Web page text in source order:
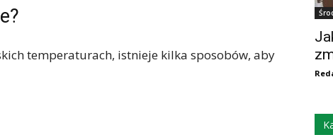
temperaturach, istnieje kilka sposobów, aby